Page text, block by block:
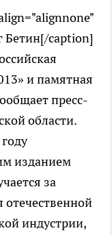
Бетин[/caption]
и памятная
пресс-
области.
изданием
за
отечественной
индустрии,